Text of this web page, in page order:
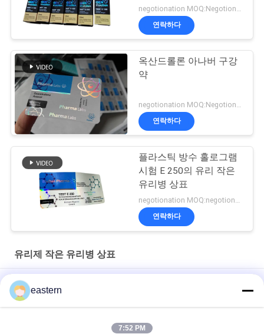
여 레테르를 붙입니다
연락하다
옥산드롤론 아나버 구강
약
연락하다
플라스틱 방수 홀로그램
시험 E 250의 유리 작은
유리병 상표
negotionation MOQ:negotionation
연락하다
유리제 작은 유리병 상표
Somatropin HG 176-191 2mlx10 레이블이 있는 유리 바이알
전 세트 Paer Instrution를 가진 tren 아세테이트 작은 유리병 작은
eastern
7:52 PM